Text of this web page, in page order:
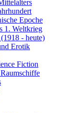
Epoche
1. Weltkrieg
- heute)
Erotik
Fiction